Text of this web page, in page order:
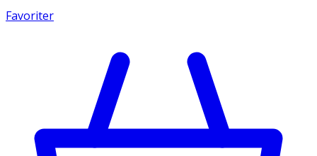
Favoriter